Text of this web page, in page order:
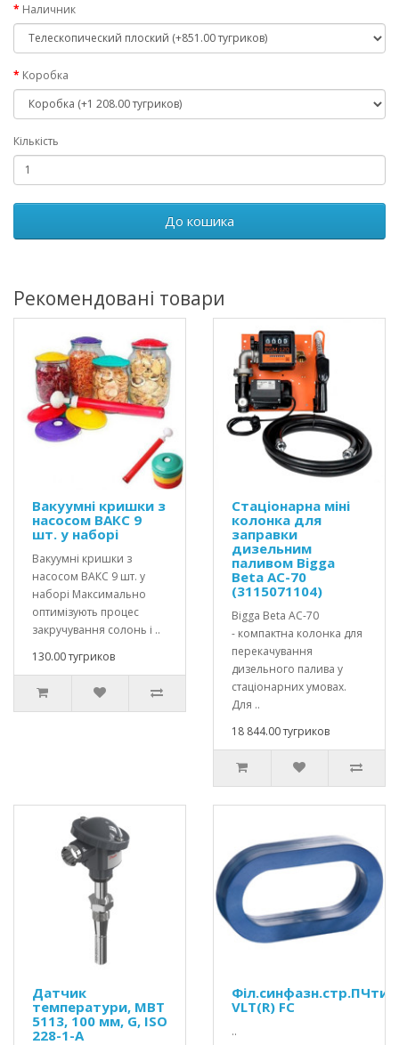
Наличник
Коробка
Кількість
До кошика
Рекомендовані товари
Вакуумні кришки з
насосом ВАКС 9
шт. у наборі
Вакуумні кришки з
насосом ВАКС 9 шт. у
наборі Максимально
оптимізують процес
закручування солонь і ..
130.00 тугриков
Стаціонарна міні
колонка для
заправки
дизельним
паливом Bigga
Beta AC-70
(3115071104)
Bigga Beta AC-70
- компактна колонка для
перекачування
дизельного палива у
стаціонарних умовах.
Для ..
18 844.00 тугриков
Датчик
температури, MBT
5113, 100 мм, G, ISO
228-1-A
VLT(R) FC
..